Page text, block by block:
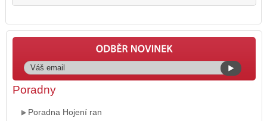
Poradny
Poradna Hojení ran